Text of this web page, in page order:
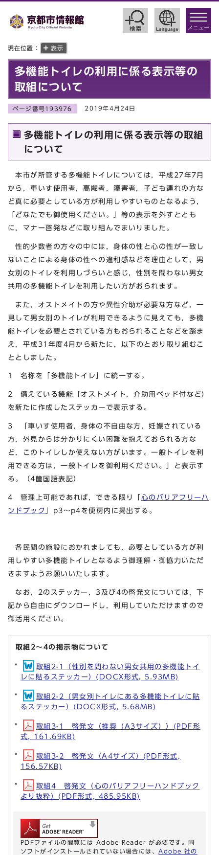
toggle
メニュー
現在位置： 表示
多機能トイレの利用に係る表示等の
取組について
ページ番号193976 2019年4月24日
多機能トイレの利用に係る表示等の取組
について
本市が所管する多機能トイレについては，平成27年7月
から，車いす使用者，高齢者，障害者，子ども連れの方な
ど真に必要としている方が利用しやすいものとなるよう，
「どなたでも御使用ください。」等の表示を外すととも
に，マナー啓発などに取り組んでまいりました。
性的少数者の方々の中には，身体の性と心の性が一致し
ないことによる身体の性への違和感などを理由として，男
女別のトイレを利用しづらいと感じ，性別を問わない男女
共用の多機能トイレを利用したい方がおられます。
また，オストメイトの方や異性介助が必要な方など，一
見して男女別のトイレが利用できるように見えても，多機
能トイレを必要とされている方もおられることなどを踏ま
え，平成31年度4月から新たに，以下のとおり取り組むこ
ととしました。
1 名称を「多機能トイレ」に統一する。
2 備えている機能「オストメイト，介助用ベッド付など）
を新たに作成したステッカーで表示する。
3 「車いす使用者，身体の不自由な方，妊娠されている
方，外見からは分かりにくい困難を抱えておられる方な
ど，このトイレしか使えない方がいます。一般トイレを利
用できる方は，一般トイレを御利用ください。」と表示す
る。（4箇国語表記）
4 管理上可能であれば，できる限り「心のバリアフリーハ
ンドブック 」p3～p4を便房内に掲出する。
各民間の施設におかれましても，必要としている方が利
用しやすい多機能トイレとなるよう御理解・御協力いただ
きますようお願いいたします。
なお，2のステッカー，3及び4の啓発文については，下
記から自由にダウンロードし，利用していただけますので
御活用ください。
取組2～4の掲示物について
取組2-1（性別を問わない男女共用の多機能トイ
レに貼るステッカー）(DOCX形式, 5.93MB)
取組2-2（男女別トイレにある多機能トイレに貼
るステッカー）(DOCX形式, 5.68MB)
取組3-1 啓発文（推奨（A3サイズ））(PDF形
式, 161.69KB)
取組3-2 啓発文（A4サイズ）(PDF形式,
156.57KB)
取組4 啓発文（心のバリアフリーハンドブック
より抜粋）(PDF形式, 485.95KB)
PDFファイルの閲覧には Adobe Reader が必要です。同
ソフトがインストールされていない場合には、 Adobe 社の